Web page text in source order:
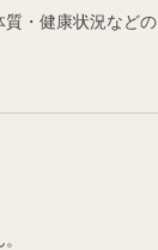
・健康状況などの